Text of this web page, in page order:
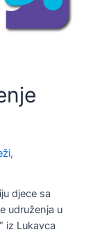
,
djece sa
udruženja u
iz Lukavca